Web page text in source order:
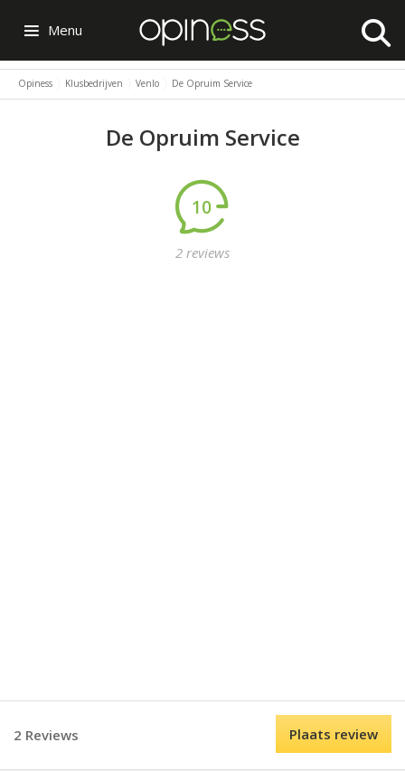
Menu
Opiness Klusbedrijven Venlo De Opruim Service
De Opruim Service
10
2 reviews
2 Reviews Plaats review